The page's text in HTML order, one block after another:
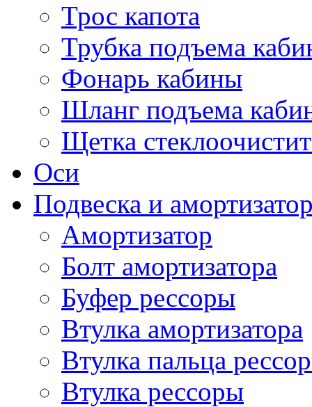
Трос капота
Трубка подъема
Фонарь кабины
Шланг подъема
Щетка
Оси
Подвеска и
Амортизатор
Болт амортизатора
Буфер рессоры
Втулка амортизатора
Втулка пальца
Втулка рессоры